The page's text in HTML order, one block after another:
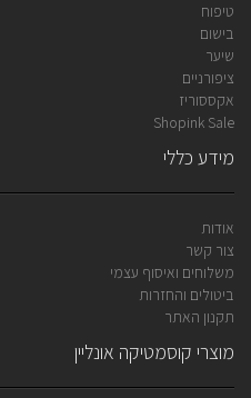
טיפוח
בישום
שיער
ציפורניים
אקססוריז
Shopink Sale
מידע כללי
אודות
צור קשר
משלוחים ואיסוף עצמי
ביטולים והחזרות
תקנון האתר
מוצרי קוסמטיקה אונליין